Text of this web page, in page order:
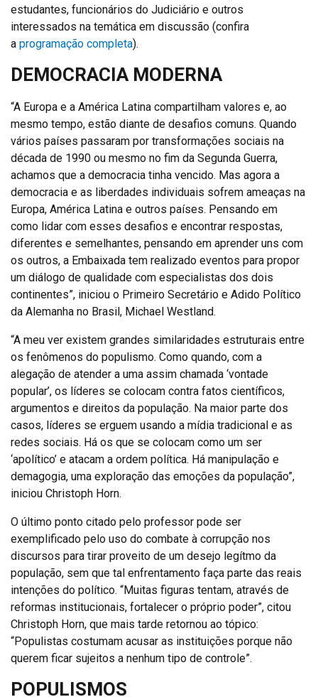
estudantes, funcionários do Judiciário e outros
interessados na temática em discussão (confira
a programação completa).
DEMOCRACIA MODERNA
“A Europa e a América Latina compartilham valores e, ao
mesmo tempo, estão diante de desafios comuns. Quando
vários países passaram por transformações sociais na
década de 1990 ou mesmo no fim da Segunda Guerra,
achamos que a democracia tinha vencido. Mas agora a
democracia e as liberdades individuais sofrem ameaças na
Europa, América Latina e outros países. Pensando em
como lidar com esses desafios e encontrar respostas,
diferentes e semelhantes, pensando em aprender uns com
os outros, a Embaixada tem realizado eventos para propor
um diálogo de qualidade com especialistas dos dois
continentes”, iniciou o Primeiro Secretário e Adido Político
da Alemanha no Brasil, Michael Westland.
“A meu ver existem grandes similaridades estruturais entre
os fenômenos do populismo. Como quando, com a
alegação de atender a uma assim chamada ‘vontade
popular’, os líderes se colocam contra fatos científicos,
argumentos e direitos da população. Na maior parte dos
casos, líderes se erguem usando a mídia tradicional e as
redes sociais. Há os que se colocam como um ser
‘apolítico’ e atacam a ordem política. Há manipulação e
demagogia, uma exploração das emoções da população”,
iniciou Christoph Horn.
O último ponto citado pelo professor pode ser
exemplificado pelo uso do combate à corrupção nos
discursos para tirar proveito de um desejo legítmo da
população, sem que tal enfrentamento faça parte das reais
intenções do político. “Muitas figuras tentam, através de
reformas institucionais, fortalecer o próprio poder”, citou
Christoph Horn, que mais tarde retornou ao tópico:
“Populistas costumam acusar as instituições porque não
querem ficar sujeitos a nenhum tipo de controle”.
POPULISMOS